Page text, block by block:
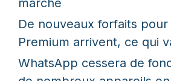
marche
De nouveaux forfaits pour
Premium arrivent, ce qui
WhatsApp cessera de